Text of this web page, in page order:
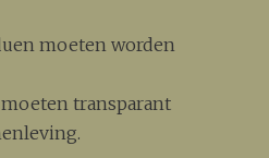
moeten worden
transparant